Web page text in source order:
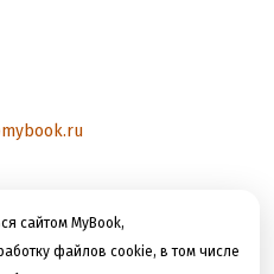
сайтом MyBook,
файлов cookie, в том числе